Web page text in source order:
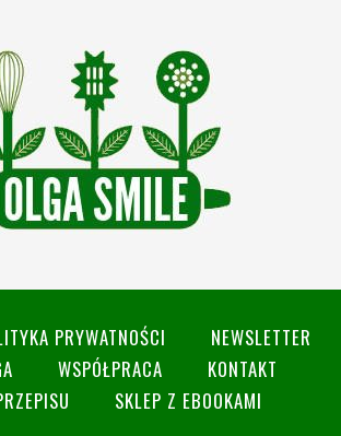
PRYWATNOŚCI
NEWSLETTER
WSPÓŁPRACA
KONTAKT
SKLEP Z EBOOKAMI